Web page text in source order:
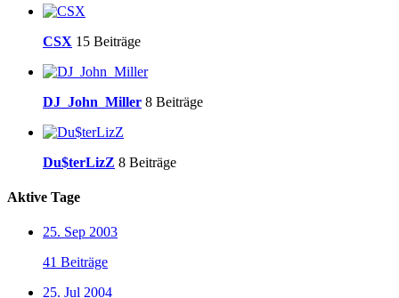
CSX 15 Beiträge
DJ_John_Miller 8 Beiträge
Du$terLizZ 8 Beiträge
Aktive Tage
25. Sep 2003
41 Beiträge
25. Jul 2004